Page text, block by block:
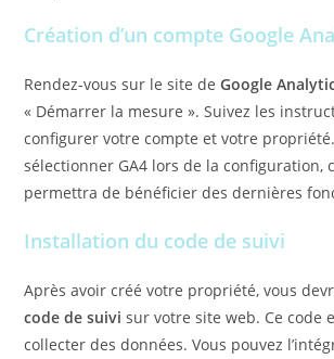
Création d’un compte Google
Rendez-vous sur le site deGoogle
« Démarrer la mesure ». Suivez les
configurer votre compte et votre
sélectionner GA4 lors de la configuration,
permettra de bénéficier des dernières
Installation du code de suivi
Après avoir créé votre propriété, vous
code de suivi sur votre site web. Ce code
collecter des données. Vous pouvez